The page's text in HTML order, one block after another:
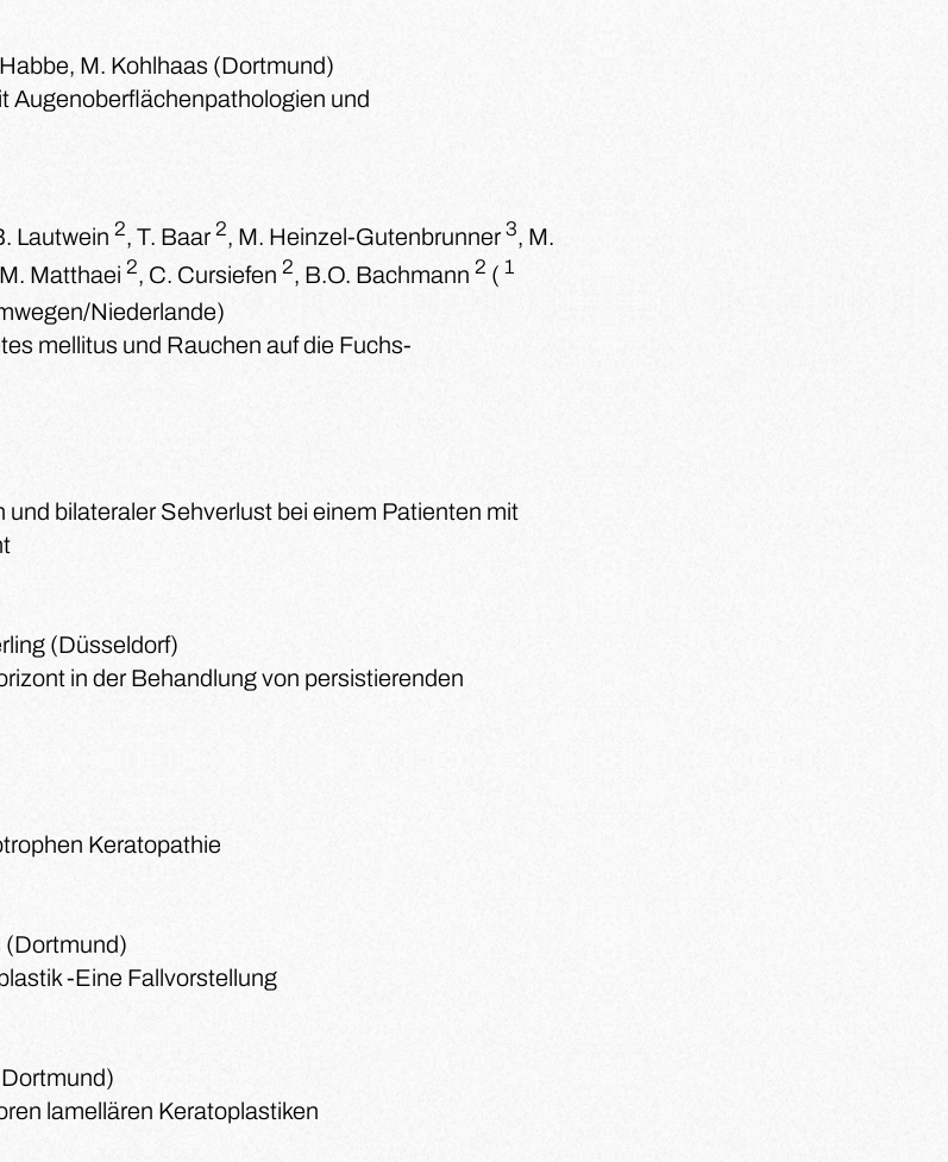
M. Kohlhaas (Dortmund)
Augenoberflächenpathologien und
Lautwein 2, T. Baar 2, M. Heinzel-Gutenbrunner 3, M.
, M. Matthaei 2 , C. Cursiefen 2 , B.O. Bachmann 2 ( 1
Niederlande)
mellitus und Rauchen auf die Fuchs-
bilateraler Sehverlust bei einem Patienten mit
(Düsseldorf)
in der Behandlung von persistierenden
Keratopathie
(Dortmund)
-Eine Fallvorstellung
lamellären Keratoplastiken